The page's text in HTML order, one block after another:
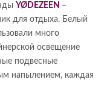
YØDEZEEN –
для отдыха. Белый
много
освещение
подвесные
напылением, каждая